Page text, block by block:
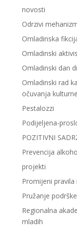
novosti
Odrzivi
Omladinska
Omladinski
Omladinski dan
Omladinski rad
očuvanja
Pestalozzi
Podijeljena-
POZITIVNI
Prevencija
projekti
Promijeni pravila
Pružanje
Regionalna
mladih